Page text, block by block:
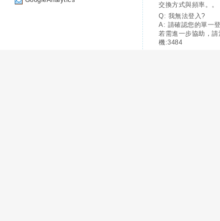
交換方式與頻率。。
Q: 我無法登入?
A: 請確認您的單一
若需進一步協助，
機:3484